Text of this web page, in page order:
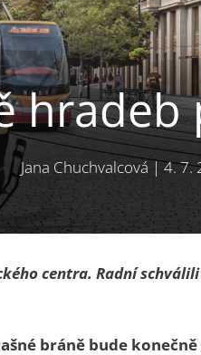
hradeb
Jana Chuchvalcová|4. 7.
centra. Radní
bráně bude